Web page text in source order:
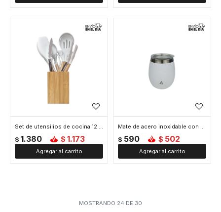
Set de utensilios de cocina 12 accesorios soporte bambú - Blanco
$ 1.380 $ 1.173
Mate de acero inoxidable con tapa - Blanco
$ 590 $ 502
MOSTRANDO 24 DE 30